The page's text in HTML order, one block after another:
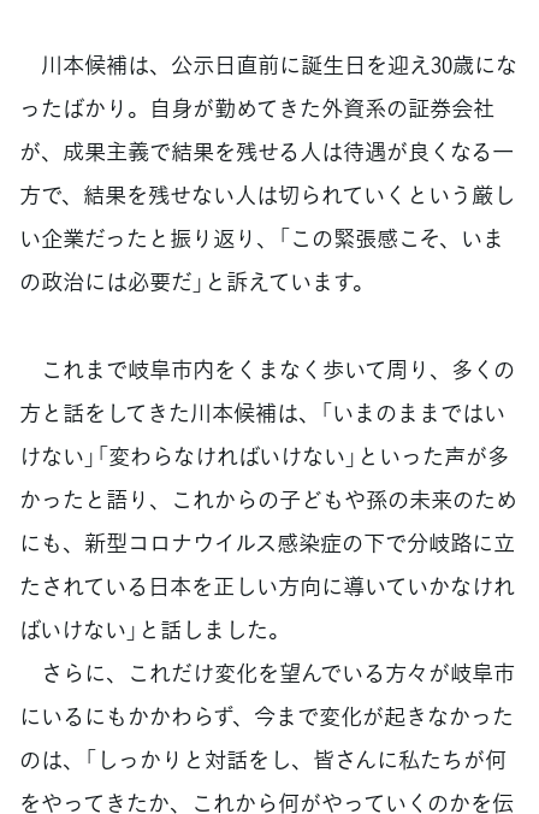
川本候補は、公示日直前に誕生日を迎え30歳にな
ったばかり。自身が勤めてきた外資系の証券会社
が、成果主義で結果を残せる人は待遇が良くなる一
方で、結果を残せない人は切られていくという厳し
い企業だったと振り返り、「この緊張感こそ、いま
の政治には必要だ」と訴えています。
これまで岐阜市内をくまなく歩いて周り、多くの
方と話をしてきた川本候補は、「いまのままではい
けない」「変わらなければいけない」といった声が多
かったと語り、これからの子どもや孫の未来のため
にも、新型コロナウイルス感染症の下で分岐路に立
たされている日本を正しい方向に導いていかなけれ
ばいけない」と話しました。
さらに、これだけ変化を望んでいる方々が岐阜市
にいるにもかかわらず、今まで変化が起きなかった
のは、「しっかりと対話をし、皆さんに私たちが何
をやってきたか、これから何がやっていくのかを伝